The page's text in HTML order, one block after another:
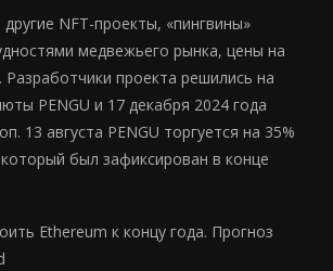
NFT-проекты, «пингвины»
медвежьего рынка, цены на
Разработчики проекта решились на
PENGU и 17 декабря 2024 года
13 августа PENGU торгуется на 35%
был зафиксирован в конце
Ethereum к концу года. Прогноз